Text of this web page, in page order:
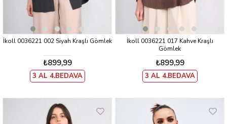
İkoll 0036221 002 Siyah Kraşlı Gömlek
₺899,99
3 AL 4.BEDAVA
İkoll 0036221 017 Kahve Kraşlı
Gömlek
₺899,99
3 AL 4.BEDAVA